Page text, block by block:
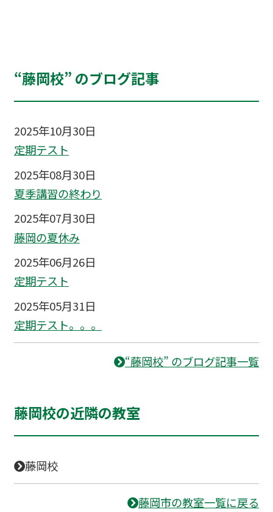
“藤岡校” のブログ記事
2025年10月30日
定期テスト
2025年08月30日
夏季講習の終わり
2025年07月30日
藤岡の夏休み
2025年06月26日
定期テスト
2025年05月31日
定期テスト。。。
“藤岡校” のブログ記事一覧
藤岡校の近隣の教室
藤岡校
藤岡市の教室一覧に戻る